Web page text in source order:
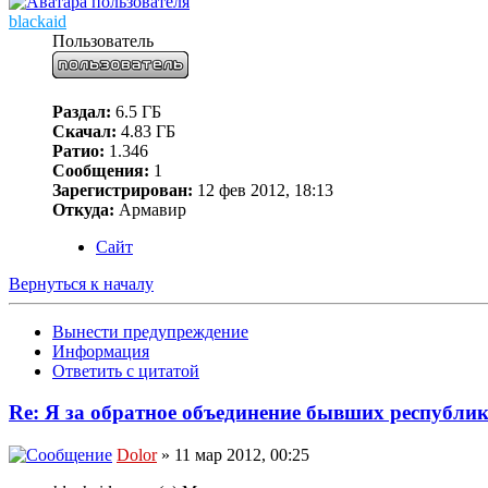
blackaid
Пользователь
Раздал: 6.5 ГБ
Скачал: 4.83 ГБ
Ратио: 1.346
Сообщения: 1
Зарегистрирован: 12 фев 2012, 18:13
Откуда: Армавир
Сайт
Вернуться к началу
Вынести предупреждение
Информация
Ответить с цитатой
Re: Я за обратное объединение бывших
Dolor» 11 мар 2012, 00:25